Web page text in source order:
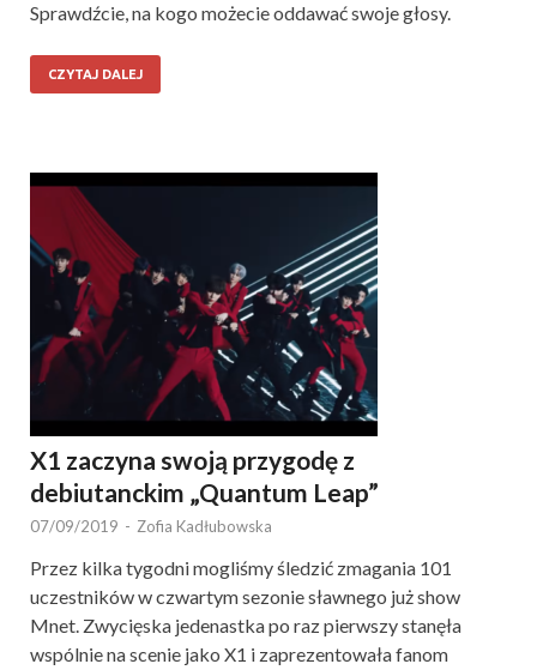
Sprawdźcie, na kogo możecie oddawać swoje głosy.
CZYTAJ DALEJ
X1 zaczyna swoją przygodę z
debiutanckim „Quantum Leap”
07/09/2019 - Zofia Kadłubowska
Przez kilka tygodni mogliśmy śledzić zmagania 101
uczestników w czwartym sezonie sławnego już show
Mnet. Zwycięska jedenastka po raz pierwszy stanęła
wspólnie na scenie jako X1 i zaprezentowała fanom